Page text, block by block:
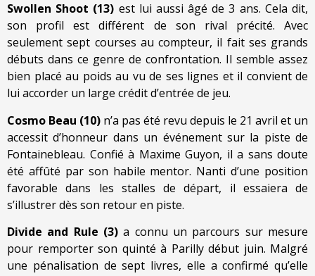
Swollen Shoot (13) est lui aussi âgé de 3 ans. Cela dit,
son profil est différent de son rival précité. Avec
seulement sept courses au compteur, il fait ses grands
débuts dans ce genre de confrontation. Il semble assez
bien placé au poids au vu de ses lignes et il convient de
lui accorder un large crédit d’entrée de jeu.
Cosmo Beau (10) n’a pas été revu depuis le 21 avril et un
accessit d’honneur dans un événement sur la piste de
Fontainebleau. Confié à Maxime Guyon, il a sans doute
été affûté par son habile mentor. Nanti d’une position
favorable dans les stalles de départ, il essaiera de
s’illustrer dès son retour en piste.
Divide and Rule (3)a connu un parcours sur mesure
pour remporter son quinté à Parilly début juin. Malgré
une pénalisation de sept livres, elle a confirmé qu’elle